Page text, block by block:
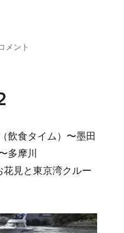
メント
飲食タイム）〜墨田
多摩川
見と東京湾クルー